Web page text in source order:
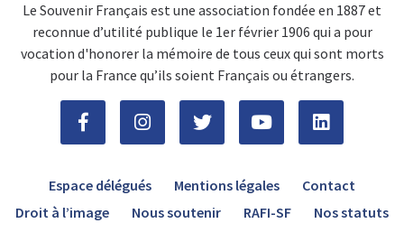
Le Souvenir Français est une association fondée en 1887 et
reconnue d’utilité publique le 1er février 1906 qui a pour
vocation d'honorer la mémoire de tous ceux qui sont morts
pour la France qu’ils soient Français ou étrangers.
Espace délégués Mentions légales
Contact
Droit à l’image
Nous soutenir RAFI-SF Nos statuts